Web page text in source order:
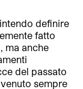
definire
fatto
ma anche
del passato
sempre